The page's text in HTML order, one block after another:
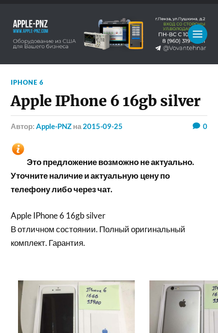
IPHONE 6
Apple IPhone 6 16gb silver
Автор:Apple-PNZ на 2015-09-25 0
Это предложение возможно не актуально.
Уточните наличие и актуальную цену по
телефону либо через чат.
Apple IPhone 6 16gb silver
В отличном состоянии. Полный оригинальный
комплект. Гарантия.